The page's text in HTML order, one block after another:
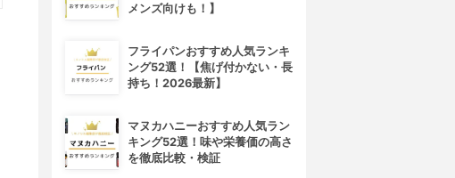
メンズ向けも！】
フライパンおすすめ人気ランキ
ング52選！【焦げ付かない・長
持ち！2026最新】
マヌカハニーおすすめ人気ラン
キング52選！味や栄養価の高さ
を徹底比較・検証